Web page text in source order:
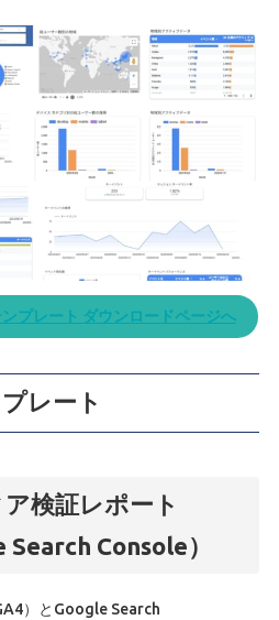
プレート ダウンロードページへ
レート
検証レポート
Search Console）
）とGoogle Search